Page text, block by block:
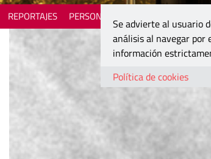
REPORTAJES PERSONAJES
Se advierte al usuario
análisis al navegar por
información
Política de cookies